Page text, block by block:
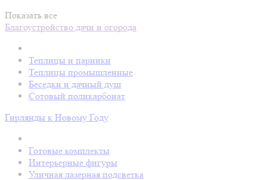
Показать все
Благоустройство дачи и огорода
Теплицы и парники
Теплицы промышленные
Беседки и дачный душ
Сотовый поликарбонат
Гирлянды к Новому Году
Готовые комплекты
Интерьерные фигуры
Уличная лазерная подсветка